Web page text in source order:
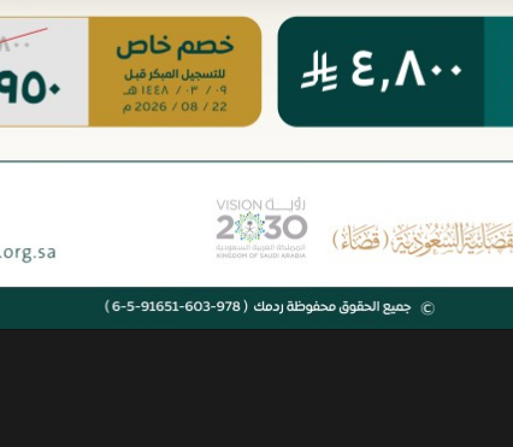
ينتقل إلى
الآثار
القضية بأبعادها